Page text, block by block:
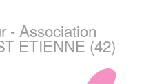
- Association
ETIENNE (42)